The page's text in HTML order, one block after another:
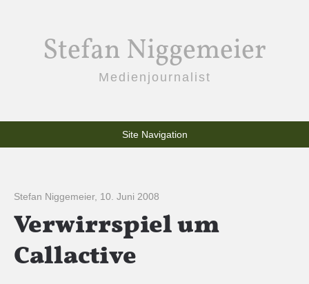
Stefan Niggemeier
Medienjournalist
Site Navigation
Stefan Niggemeier, 10. Juni 2008
Verwirrspiel um
Callactive